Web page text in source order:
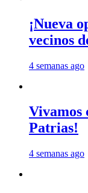
¡Nueva
vecinos
4 semanas ago
Vivamos
Patrias!
4 semanas ago